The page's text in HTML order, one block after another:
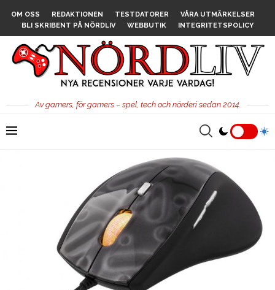
OM OSS REDAKTIONEN TESTDATORER
VÅRA UTMÄRKELSER
BLI SKRIBENT PÅ NÖRDLIV
WEBBUTIK INTEGRITETSPOLICY
Av gamers, för gamers – spel, tech och nörderi sedan 2014.